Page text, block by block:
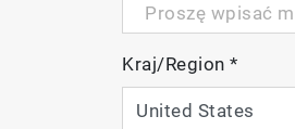
Kraj/Region *